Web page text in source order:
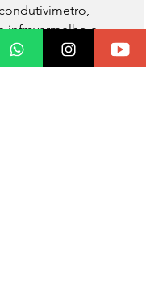
infravermelho e